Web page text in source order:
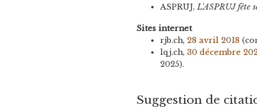
ASPRUJ, L'ASPRUJ fête
Sites internet
rjb.ch,28 avril 2018
lqj.ch,30 décembre
2025).
Suggestion de